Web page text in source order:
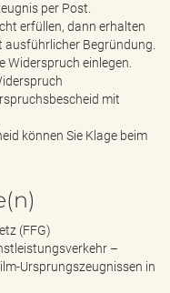
per Post.
erfüllen, dann erhalten
ausführlicher Begründung.
Widerspruch einlegen.
mit
können Sie Klage beim
(FFG)
–
Ursprungszeugnissen in